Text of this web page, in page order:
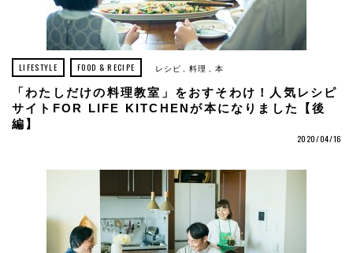
LIFESTYLE FOOD & RECIPE レシピ 料理 本
「わたしだけの料理教室」をおすそわけ！人気レシピ
サイトFOR LIFE KITCHENが本になりました【後
編】
2020/04/16